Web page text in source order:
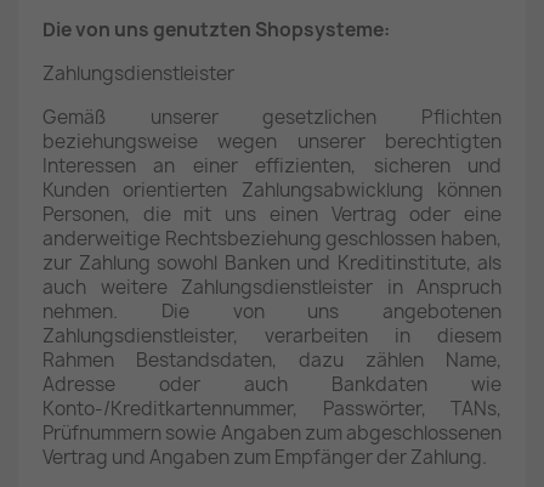
Die von uns genutzten Shopsysteme:
Zahlungsdienstleister
Gemäß unserer gesetzlichen Pflichten
beziehungsweise wegen unserer berechtigten
Interessen an einer effizienten, sicheren und
Kunden orientierten Zahlungsabwicklung können
Personen, die mit uns einen Vertrag oder eine
anderweitige Rechtsbeziehung geschlossen haben,
zur Zahlung sowohl Banken und Kreditinstitute, als
auch weitere Zahlungsdienstleister in Anspruch
nehmen. Die von uns angebotenen
Zahlungsdienstleister, verarbeiten in diesem
Rahmen Bestandsdaten, dazu zählen Name,
Adresse oder auch Bankdaten wie
Konto-/Kreditkartennummer, Passwörter, TANs,
Prüfnummern sowie Angaben zum abgeschlossenen
Vertrag und Angaben zum Empfänger der Zahlung.